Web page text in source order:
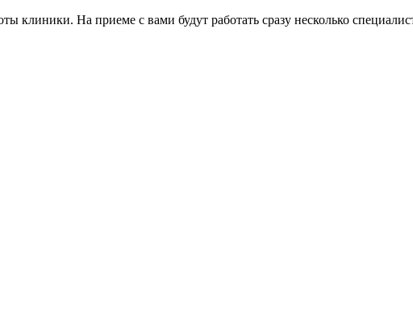
клиники. На приеме с вами будут работать сразу несколько